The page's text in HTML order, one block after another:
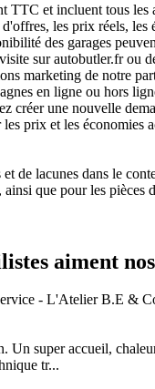
TTC et incluent tous les
les prix réels, les
des garages
sur autobutler.fr ou
marketing de notre
en ligne ou hors
créer une nouvelle
prix et les économies
et de lacunes dans le
que pour les pièces
aiment
- L'Atelier B.E &
Un super accueil,
tr...